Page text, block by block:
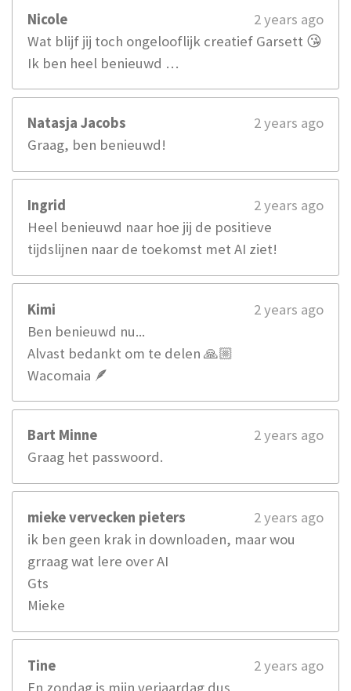
Nicole
2 years ago
Wat blijf jij toch ongelooflijk creatief Garsett 😘
Ik ben heel benieuwd …
Natasja Jacobs
2 years ago
Graag, ben benieuwd!
Ingrid
2 years ago
Heel benieuwd naar hoe jij de positieve
tijdslijnen naar de toekomst met AI ziet!
Kimi
2 years ago
Ben benieuwd nu...
Alvast bedankt om te delen 🙏🏼
Wacomaia 🪶
Bart Minne
2 years ago
Graag het passwoord.
mieke vervecken pieters
2 years ago
ik ben geen krak in downloaden, maar wou
grraag wat lere over AI
Gts
Mieke
Tine
2 years ago
En zondag is mijn verjaardag dus